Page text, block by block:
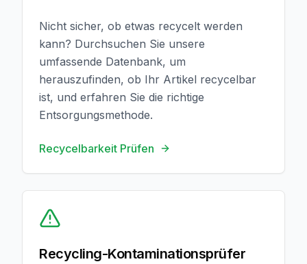
Nicht sicher, ob etwas recycelt werden
kann? Durchsuchen Sie unsere
umfassende Datenbank, um
herauszufinden, ob Ihr Artikel recycelbar
ist, und erfahren Sie die richtige
Entsorgungsmethode.
Recycelbarkeit Prüfen
Recycling-Kontaminationsprüfer